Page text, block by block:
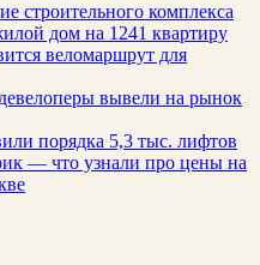
строительного комплекса
дом на 1241 квартиру
веломаршрут для
вывели на рынок
порядка 5,3 тыс. лифтов
— что узнали про цены на